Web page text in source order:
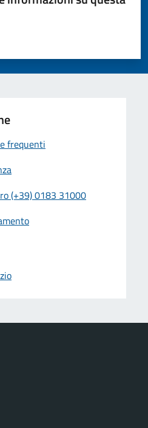
su 5
5
frequenti
(+39) 0183 31000